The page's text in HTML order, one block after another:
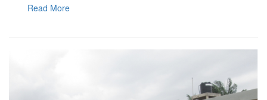
Read More